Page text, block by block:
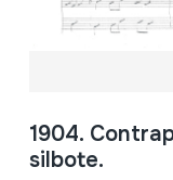
1904.
silbote.